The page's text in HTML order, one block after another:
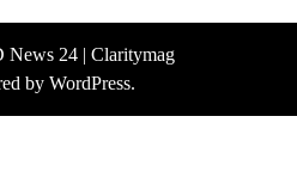
News 24 | Claritymag
by WordPress.